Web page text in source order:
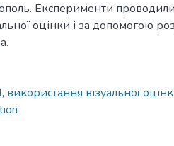
Експерименти
оцінки і за допомогою
, використання візуальної